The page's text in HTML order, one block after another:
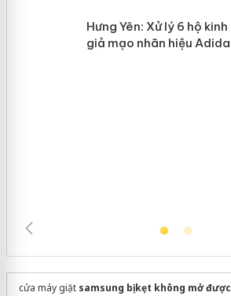
cửa máy giặt samsung bị kẹt không mở được